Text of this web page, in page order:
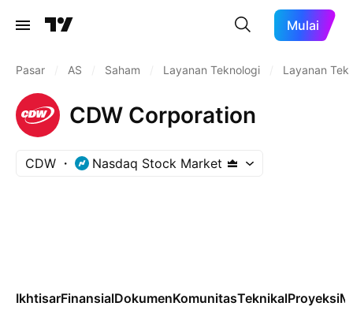
Mulai
Pasar AS Saham Layanan Teknologi Layanan
CDW Corporation
CDW Nasdaq Stock Market
IkhtisarFinansialDokumenKomunitasTeknikalProyeksi